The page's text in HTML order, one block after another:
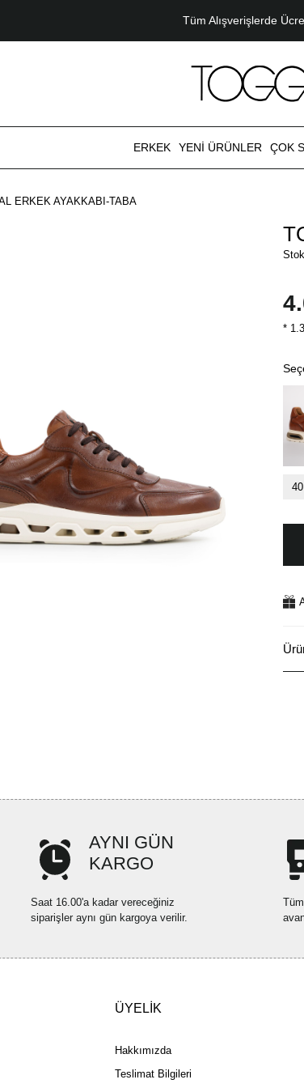
Tüm Alışverişlerde
ERKEK YENİ ÜRÜNLER ÇOK
ERKEK AYAKKABI-TABA
*
40
AYNI GÜN
KARGO
Saat 16.00'a kadar vereceğiniz
siparişler aynı gün kargoya verilir.
ÜYELİK
Hakkımızda
Teslimat Bilgileri